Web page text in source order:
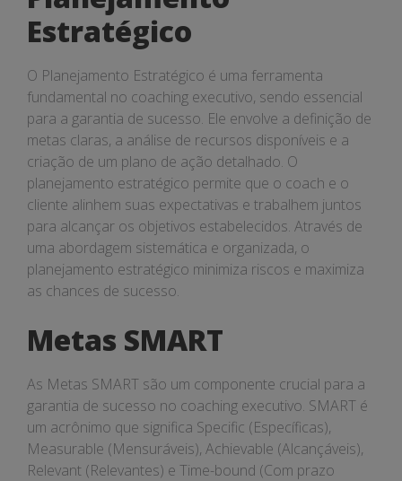
Estratégico
O Planejamento Estratégico é uma ferramenta
fundamental no coaching executivo, sendo essencial
para a garantia de sucesso. Ele envolve a definição de
metas claras, a análise de recursos disponíveis e a
criação de um plano de ação detalhado. O
planejamento estratégico permite que o coach e o
cliente alinhem suas expectativas e trabalhem juntos
para alcançar os objetivos estabelecidos. Através de
uma abordagem sistemática e organizada, o
planejamento estratégico minimiza riscos e maximiza
as chances de sucesso.
Metas SMART
As Metas SMART são um componente crucial para a
garantia de sucesso no coaching executivo. SMART é
um acrônimo que significa Specific (Específicas),
Measurable (Mensuráveis), Achievable (Alcançáveis),
Relevant (Relevantes) e Time-bound (Com prazo